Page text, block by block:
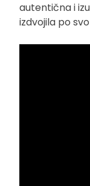
autentična i
izdvojila po